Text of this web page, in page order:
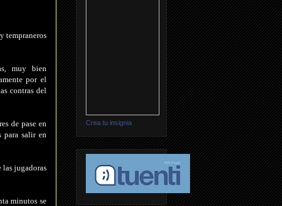
tempraneros
muy bien
por el
contras del
de pase en
para salir en
jugadoras
minutos se
Crea tu insignia